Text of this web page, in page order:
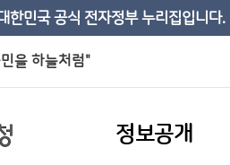
한민국 공식 전자정부 누리집입니다.
을 하늘처럼"
정보공개